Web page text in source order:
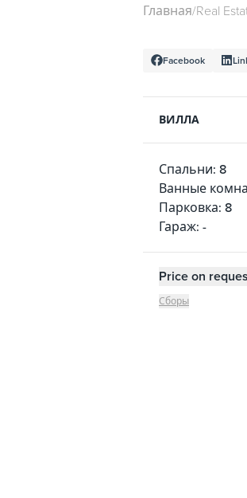
Главная/Real
Facebook
ВИЛЛА
Спальни: 8
Ванные
Парковка: 8
Гараж: -
Price on
Сборы